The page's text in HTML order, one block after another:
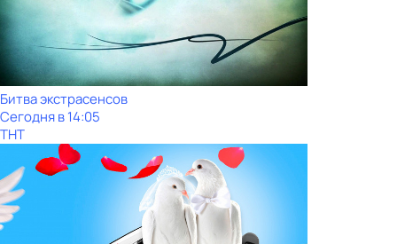
Битва экстрасенсов
Сегодня в 14:05
ТНТ